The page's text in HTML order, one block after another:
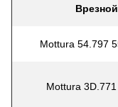
​Mottura 54.797
Mottura